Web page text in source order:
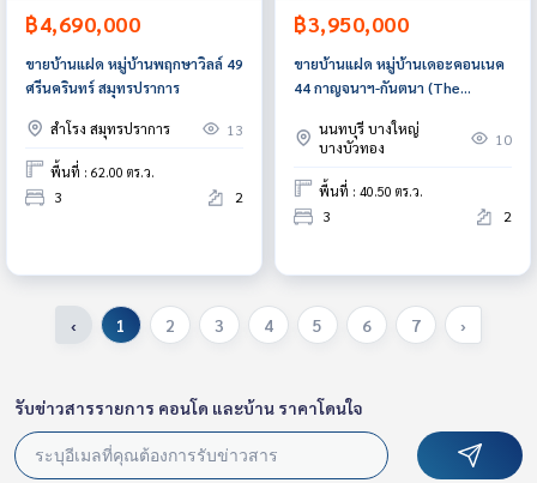
฿4,690,000
ขายบ้านแฝด หมู่บ้านพฤกษาวิลล์ 49
ศรีนครินทร์ สมุทรปราการ
สำโรง สมุทรปราการ 13
พื้นที่ : 62.00 ตร.ว.
3 2
฿3,950,000
ขายบ้านแฝด หมู่บ้านเดอะคอนเนค
44 กาญจนาฯ-กันตนา (The
นนทบุรี บางใหญ่
บางบัวทอง
10
พื้นที่ : 40.50 ตร.ว.
3 2
‹ 1 2 3 4 5 6 7 ›
รับข่าวสารรายการ คอนโด และบ้าน ราคาโดนใจ